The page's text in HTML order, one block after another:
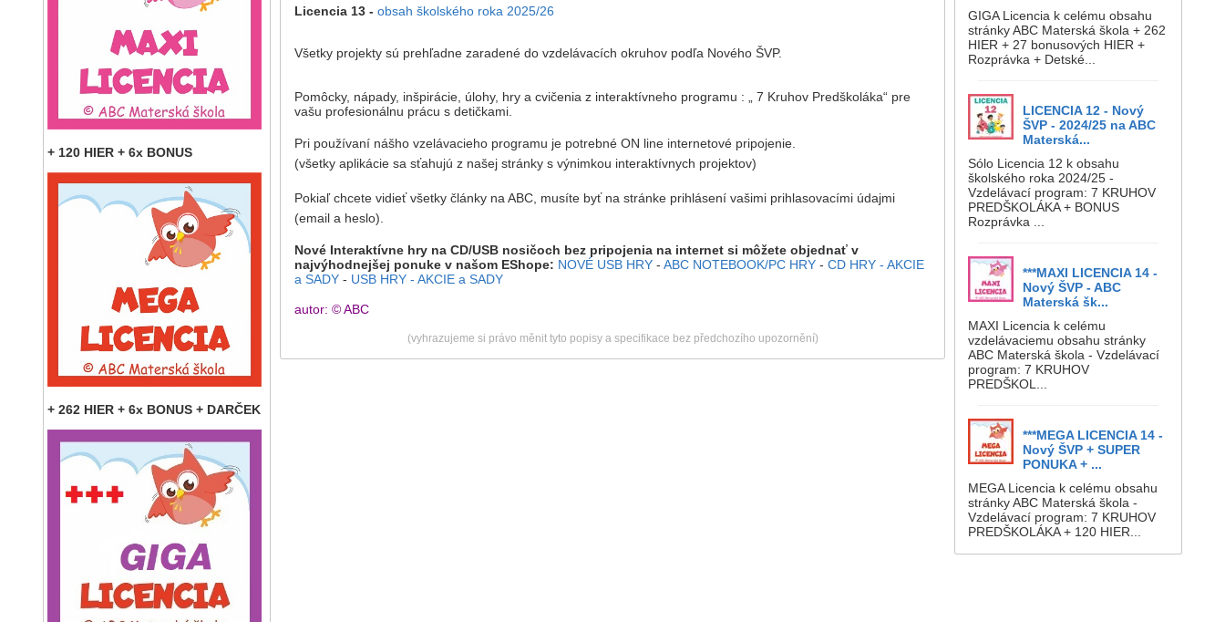
+ 120 HIER + 6x BONUS
+ 262 HIER + 6x BONUS + DARČEK
GIGA Licencia k celému obsahu
stránky ABC Materská škola + 262
HIER + 27 bonusových HIER +
Rozprávka + Detské...
LICENCIA 12 - Nový
ŠVP - 2024/25 na ABC
Materská...
Sólo Licencia 12 k obsahu
školského roka 2024/25 -
Vzdelávací program: 7 KRUHOV
PREDŠKOLÁKA + BONUS
Rozprávka ...
***MAXI LICENCIA 14 -
Nový ŠVP - ABC
Materská šk...
MAXI Licencia k celému
vzdelávaciemu obsahu stránky
ABC Materská škola - Vzdelávací
program: 7 KRUHOV
PREDŠKOL...
***MEGA LICENCIA 14 -
Nový ŠVP + SUPER
PONUKA + ...
MEGA Licencia k celému obsahu
stránky ABC Materská škola -
Vzdelávací program: 7 KRUHOV
PREDŠKOLÁKA + 120 HIER...
Licencia 13 - obsah školského roka 2025/26
Všetky projekty sú prehľadne zaradené do vzdelávacích okruhov podľa Nového ŠVP.
Pomôcky, nápady, inšpirácie, úlohy, hry a cvičenia z interaktívneho programu : „ 7 Kruhov Predškoláka“ pre
vašu profesionálnu prácu s detičkami.
Pri používaní nášho vzelávacieho programu je potrebné ON line internetové pripojenie.
(všetky aplikácie sa sťahujú z našej stránky s výnimkou interaktívnych projektov)
Pokiaľ chcete vidieť všetky články na ABC, musíte byť na stránke prihlásení vašimi prihlasovacími údajmi
(email a heslo).
Nové Interaktívne hry na CD/USB nosičoch bez pripojenia na internet si môžete objednať v
najvýhodnejšej ponuke v našom EShope: NOVÉ USB HRY - ABC NOTEBOOK/PC HRY - CD HRY - AKCIE
a SADY - USB HRY - AKCIE a SADY
autor: © ABC
(vyhrazujeme si právo měnit tyto popisy a specifikace bez předchozího upozornění)